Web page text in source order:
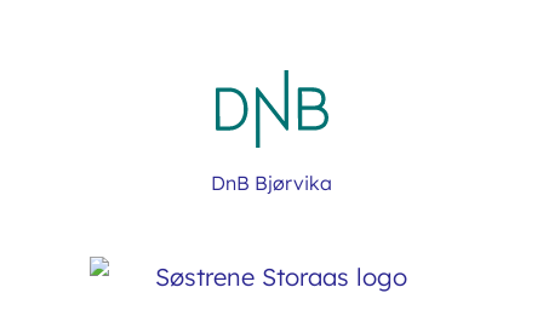
DnB Bjørvika